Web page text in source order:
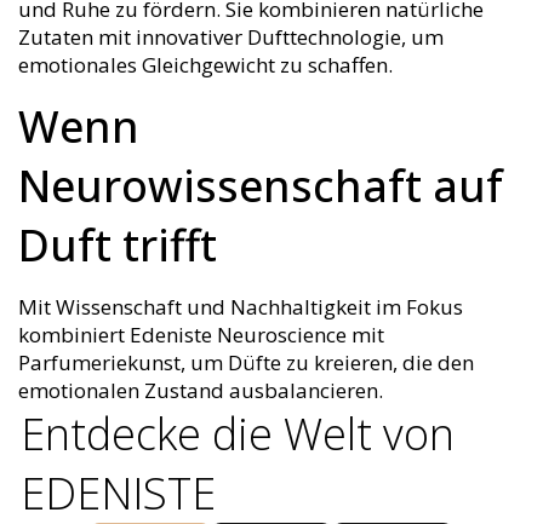
und Ruhe zu fördern. Sie kombinieren natürliche
Zutaten mit innovativer Dufttechnologie, um
emotionales Gleichgewicht zu schaffen.
Wenn
Neurowissenschaft auf
Duft trifft
Mit Wissenschaft und Nachhaltigkeit im Fokus
kombiniert Edeniste Neuroscience mit
Parfumeriekunst, um Düfte zu kreieren, die den
emotionalen Zustand ausbalancieren.
Entdecke die Welt von
EDENISTE